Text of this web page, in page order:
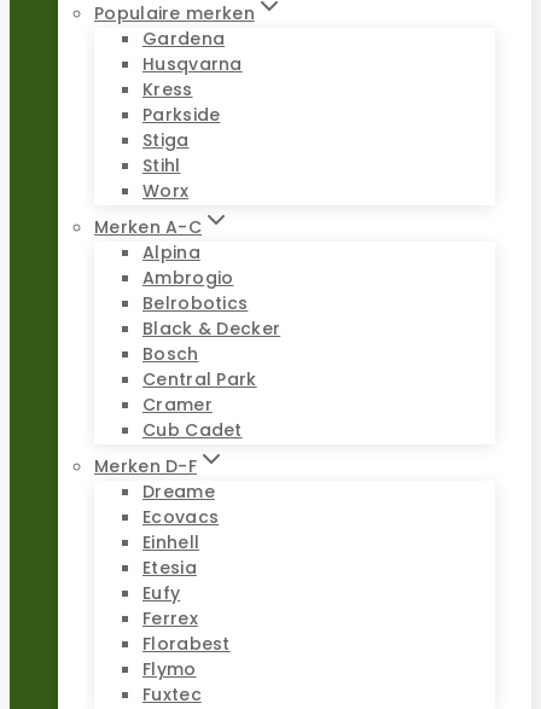
Populaire merken
Gardena
Husqvarna
Kress
Parkside
Stiga
Stihl
Worx
Merken A-C
Alpina
Ambrogio
Belrobotics
Black & Decker
Bosch
Central Park
Cramer
Cub Cadet
Merken D-F
Dreame
Ecovacs
Einhell
Etesia
Eufy
Ferrex
Florabest
Flymo
Fuxtec